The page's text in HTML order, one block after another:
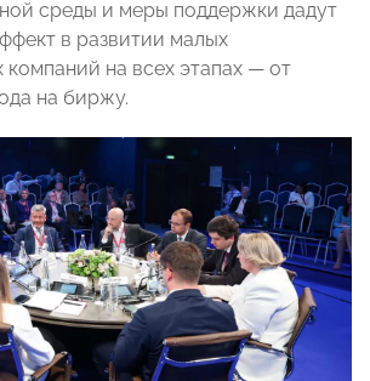
среды и меры поддержки дадут
в развитии малых
компаний на всех этапах — от
на биржу.